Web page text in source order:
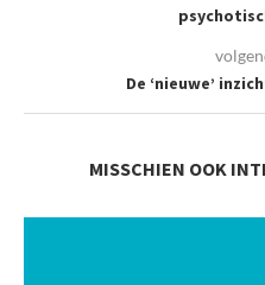
De ‘nieuwe’
MISSCHIEN OOK